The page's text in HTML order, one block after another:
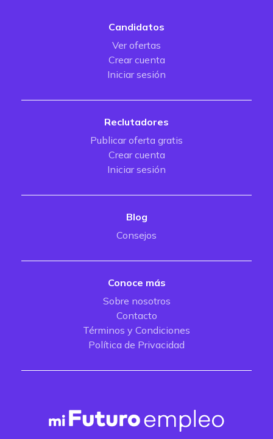
Candidatos
Ver ofertas
Crear cuenta
Iniciar sesión
Reclutadores
Publicar oferta gratis
Crear cuenta
Iniciar sesión
Blog
Consejos
Conoce más
Sobre nosotros
Contacto
Términos y Condiciones
Política de Privacidad